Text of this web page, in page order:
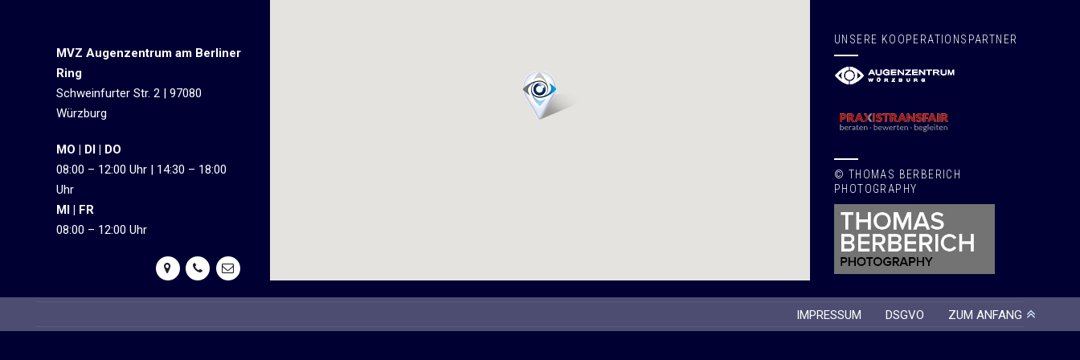
MVZ Augenzentrum am Berliner
Ring
Schweinfurter Str. 2 | 97080
Würzburg
MO | DI | DO
08:00 – 12:00 Uhr | 14:30 – 18:00
Uhr
MI | FR
08:00 – 12:00 Uhr
UNSERE KOOPERATIONSPARTNER
© THOMAS BERBERICH
PHOTOGRAPHY
IMPRESSUM DSGVO ZUM ANFANG